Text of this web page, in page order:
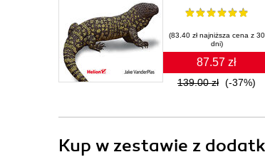
(83.40 zł najniższa cena z 30
dni)
87.57 zł
139.00 zł (-37%)
Kup w zestawie z